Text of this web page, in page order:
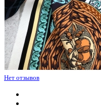
Нет отзывов